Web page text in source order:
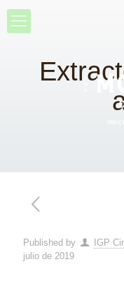
Published by IGP
julio de 2019